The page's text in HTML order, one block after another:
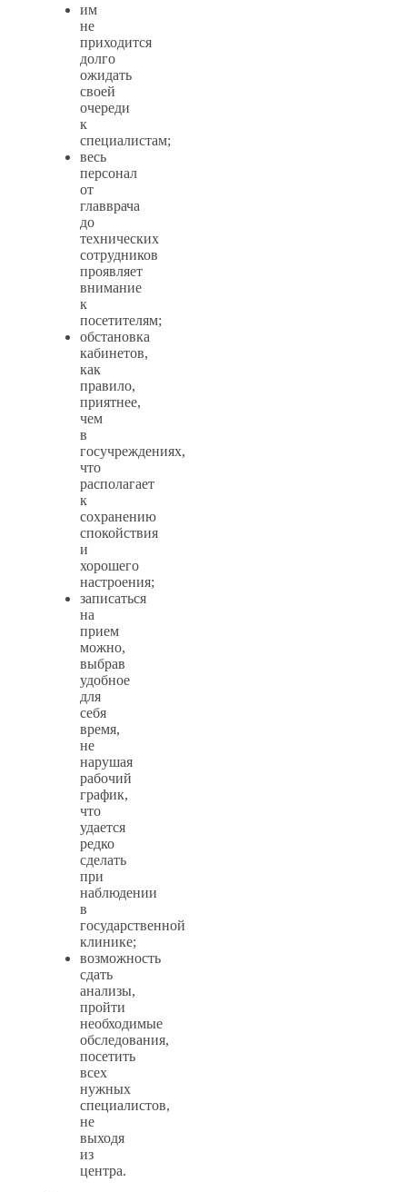
им
не
приходится
долго
ожидать
своей
очереди
к
специалистам;
весь
персонал
от
главврача
до
технических
сотрудников
проявляет
внимание
к
посетителям;
обстановка
кабинетов,
как
правило,
приятнее,
чем
в
госучреждениях,
что
располагает
к
сохранению
спокойствия
и
хорошего
настроения;
записаться
на
прием
можно,
выбрав
удобное
для
себя
время,
не
нарушая
рабочий
график,
что
удается
редко
сделать
при
наблюдении
в
государственной
клинике;
возможность
сдать
анализы,
пройти
необходимые
обследования,
посетить
всех
нужных
специалистов,
не
выходя
из
центра.